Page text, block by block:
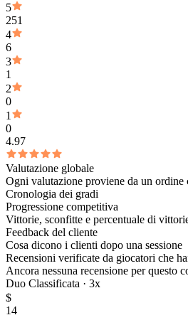
5
251
4
6
3
1
2
0
1
0
4.97
Valutazione globale
Ogni valutazione proviene da un ordine
Cronologia dei gradi
Progressione competitiva
Vittorie, sconfitte e percentuale di
Feedback del cliente
Cosa dicono i clienti dopo una sessione
Recensioni verificate da giocatori che
Ancora nessuna recensione per questo
Duo Classificata · 3x
$
14